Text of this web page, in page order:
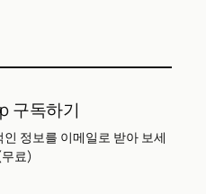
구독하기
정보를 이메일로 받아 보세
료)